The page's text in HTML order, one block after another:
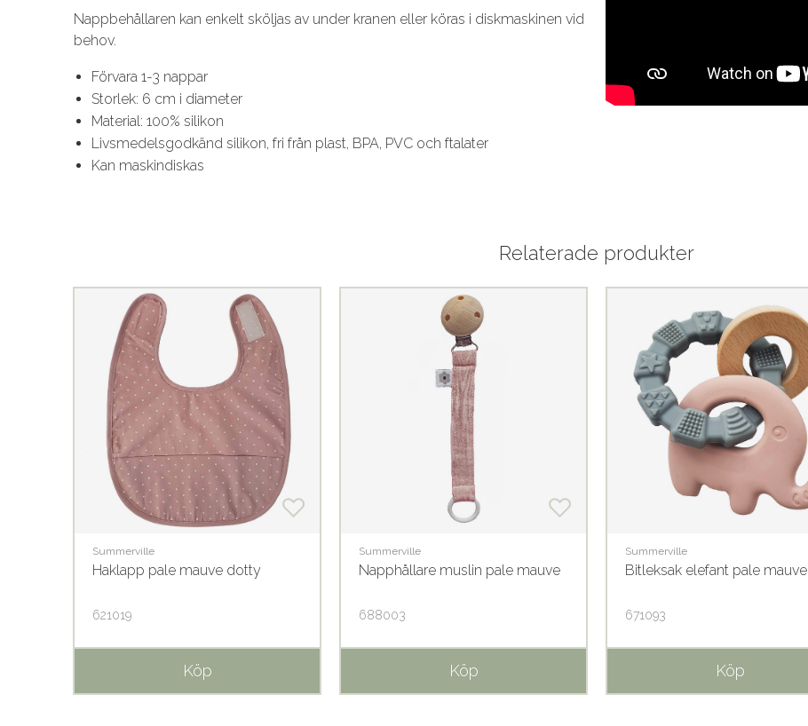
Nappbehållaren kan enkelt sköljas av under kranen eller köras i diskmaskinen vid
behov.
Förvara 1-3 nappar
Storlek: 6 cm i diameter
Material: 100% silikon
Livsmedelsgodkänd silikon, fri från plast, BPA, PVC och ftalater
Kan maskindiskas
Relaterade produkter
Summerville
Haklapp pale mauve dotty
621019
Köp
Summerville
Napphållare muslin pale mauve
688003
Köp
Summerville
Bitleksak elefant pale mauve
671093
Köp